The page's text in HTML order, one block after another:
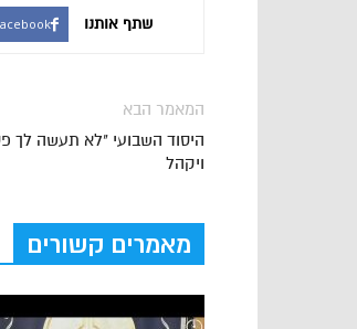
שתף אותנו
המאמר הבא
היסוד השבועי "לא תעשה לך
ויקהל
מאמרים קשורים